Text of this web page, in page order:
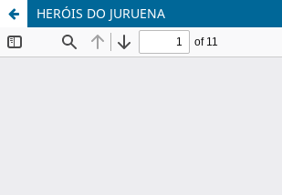
HERÓIS DO JURUENA